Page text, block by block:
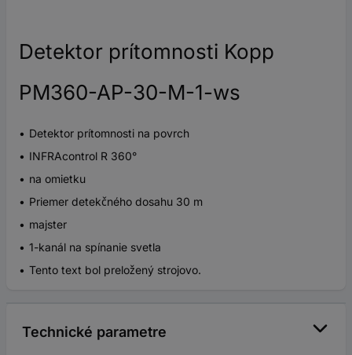
Detektor prítomnosti Kopp
PM360-AP-30-M-1-ws
Detektor prítomnosti na povrch
INFRAcontrol R 360°
na omietku
Priemer detekčného dosahu 30 m
majster
1-kanál na spínanie svetla
Tento text bol preložený strojovo.
Technické parametre